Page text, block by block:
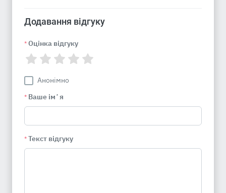
Додавання відгуку
* Оцінка відгуку
Анонімно
* Ваше імʼя
* Текст відгуку